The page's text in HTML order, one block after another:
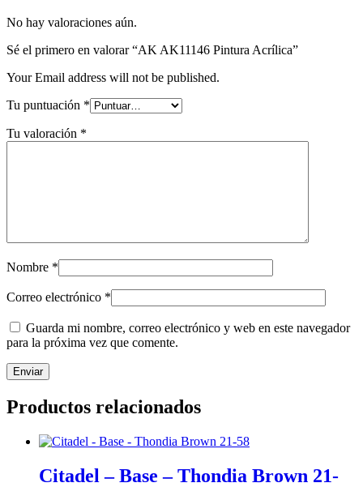
No hay valoraciones aún.
Sé el primero en valorar “AK AK11146 Pintura Acrílica”
Your Email address will not be published.
Tu puntuación *
Tu valoración *
Nombre *
Correo electrónico *
Guarda mi nombre, correo electrónico y web en este navegador
para la próxima vez que comente.
Productos relacionados
Citadel – Base – Thondia Brown 21-